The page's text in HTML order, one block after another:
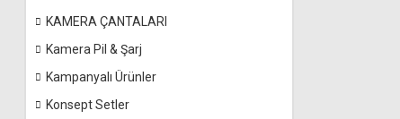
KAMERA ÇANTALARI
Kamera Pil & Şarj
Kampanyalı Ürünler
Konsept Setler